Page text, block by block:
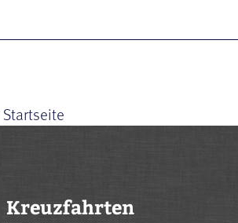
Startseite
Kreuzfahrten